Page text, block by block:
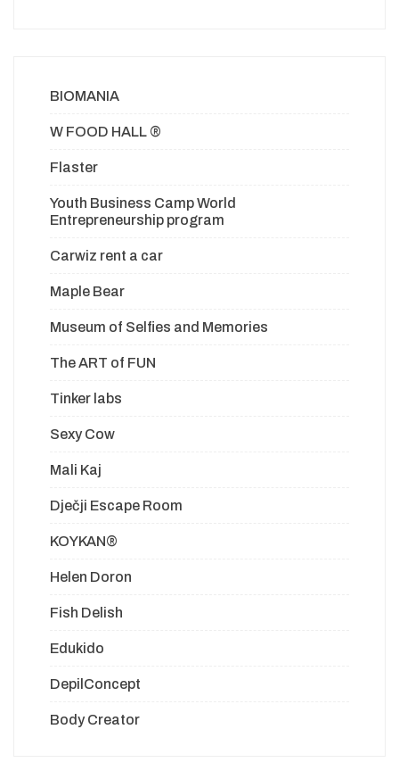
BIOMANIA
W FOOD HALL ®
Flaster
Youth Business Camp World
Entrepreneurship program
Carwiz rent a car
Maple Bear
Museum of Selfies and Memories
The ART of FUN
Tinker labs
Sexy Cow
Mali Kaj
Dječji Escape Room
KOYKAN®
Helen Doron
Fish Delish
Edukido
DepilConcept
Body Creator